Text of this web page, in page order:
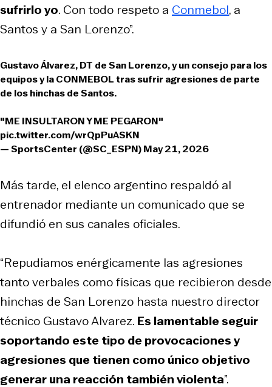
sufrirlo yo. Con todo respeto a Conmebol, a
Santos y a San Lorenzo”.
Gustavo Álvarez, DT de San Lorenzo, y un consejo para los
equipos y la CONMEBOL tras sufrir agresiones de parte
de los hinchas de Santos.
"ME INSULTARON Y ME PEGARON"
pic.twitter.com/wrQpPuASKN
— SportsCenter (@SC_ESPN)May 21, 2026
Más tarde, el elenco argentino respaldó al
entrenador mediante un comunicado que se
difundió en sus canales oficiales.
“Repudiamos enérgicamente las agresiones
tanto verbales como físicas que recibieron desde
hinchas de San Lorenzo hasta nuestro director
técnico Gustavo Alvarez. Es lamentable seguir
soportando este tipo de provocaciones y
agresiones que tienen como único objetivo
generar una reacción también violenta”.